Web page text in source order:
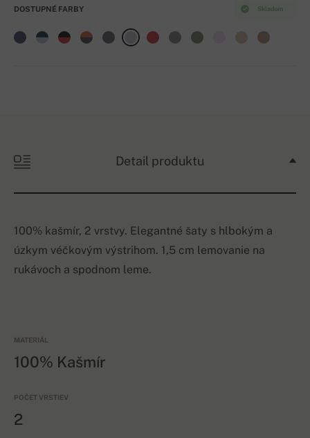
Skladom
DOSTUPNÉ FARBY
Detail produktu
100% kašmír, 2 vrstvy. Elegantné šaty s hlbokým a
úzkym véčkovým výstrihom. 1,5 cm lemovanie na
rukávoch a spodnom leme.
MATERIÁL
100% Kašmír
POČET VRSTIEV
2